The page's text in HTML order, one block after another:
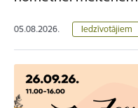
05.08.2026. Iedzīvotājiem